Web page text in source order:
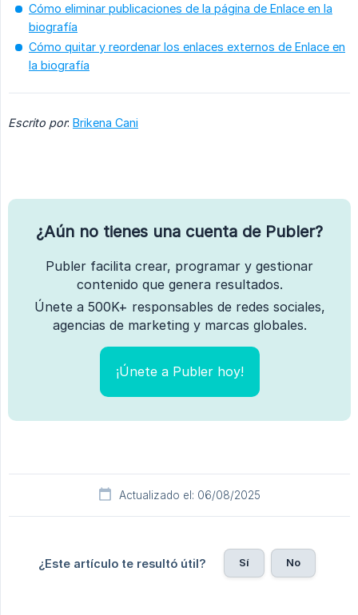
Cómo eliminar publicaciones de la página de Enlace en la
biografía
Cómo quitar y reordenar los enlaces externos de Enlace en
la biografía
Escrito por: Brikena Cani
¿Aún no tienes una cuenta de Publer?
Publer facilita crear, programar y gestionar
contenido que genera resultados.
Únete a 500K+ responsables de redes sociales,
agencias de marketing y marcas globales.
¡Únete a Publer hoy!
Actualizado el: 06/08/2025
¿Este artículo te resultó útil? Sí No